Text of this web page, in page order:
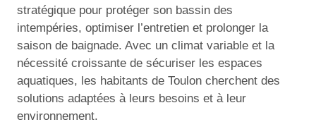
stratégique pour protéger son bassin des
intempéries, optimiser l’entretien et prolonger la
saison de baignade. Avec un climat variable et la
nécessité croissante de sécuriser les espaces
aquatiques, les habitants de Toulon cherchent des
solutions adaptées à leurs besoins et à leur
environnement.